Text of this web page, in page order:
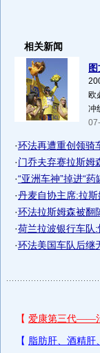
相关新闻
欧
冲
·环法再遭重创领骑
·门乔夫弃赛拉斯姆
·“亚洲车神”掉进“药
·丹麦自协主席:拉
·环法拉斯姆森被翻
·荷兰拉波银行车队
·环法美国车队后继